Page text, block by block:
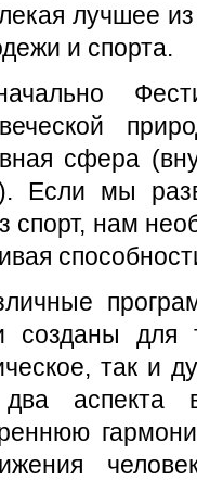
лучшее
и спорта.
сфера
Если мы
спорт, нам
созданы для
так и
аспекта